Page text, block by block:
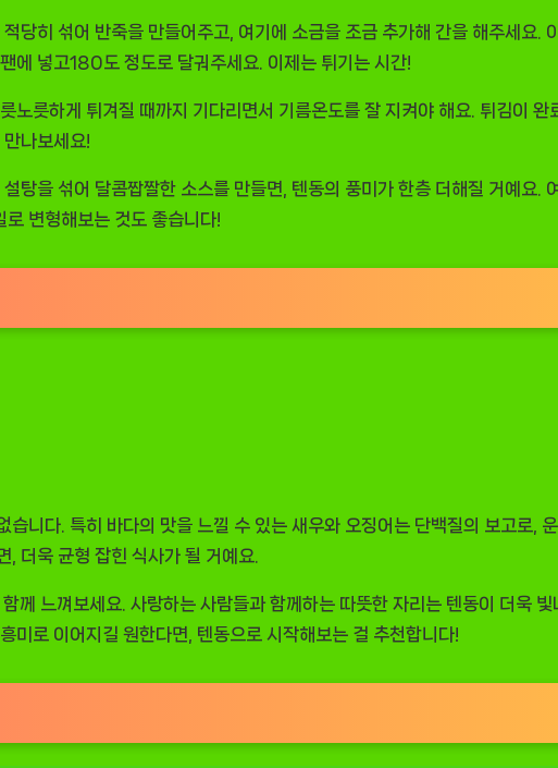
당히 섞어 반죽을 만들어주고, 여기에 소금을 조금 추가해 간을 해주세요.
에 넣고180도 정도로 달궈주세요. 이제는 튀기는 시간!
노릇하게 튀겨질 때까지 기다리면서 기름온도를 잘 지켜야 해요. 튀김이
나보세요!
탕을 섞어 달콤짭짤한 소스를 만들면, 텐동의 풍미가 한층 더해질 거예요.
변형해보는 것도 좋습니다!
니다. 특히 바다의 맛을 느낄 수 있는 새우와 오징어는 단백질의 보고로,
더욱 균형 잡힌 식사가 될 거예요.
께 느껴보세요. 사랑하는 사람들과 함께하는 따뜻한 자리는 텐동이 더욱
미로 이어지길 원한다면, 텐동으로 시작해보는 걸 추천합니다!